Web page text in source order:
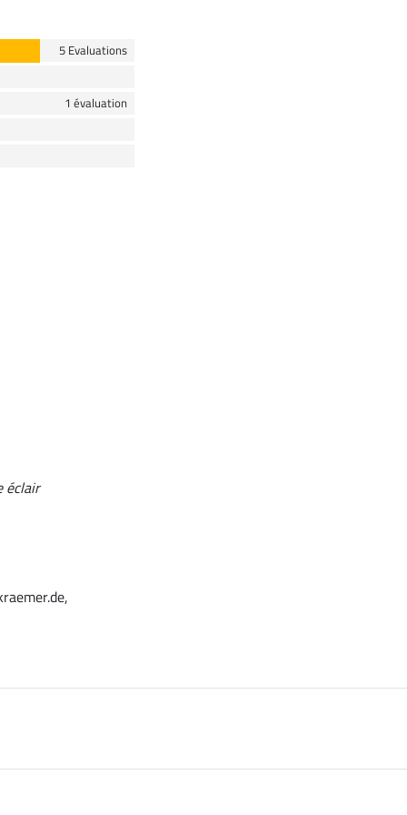
5 Evaluations
1 évaluation
éclair